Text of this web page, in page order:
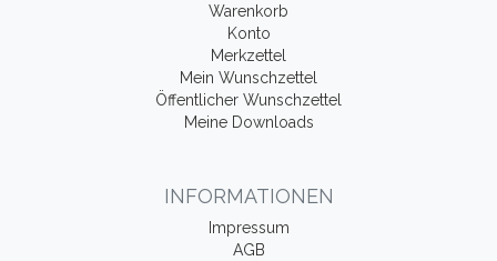
Warenkorb
Konto
Merkzettel
Mein Wunschzettel
Öffentlicher Wunschzettel
Meine Downloads
INFORMATIONEN
Impressum
AGB